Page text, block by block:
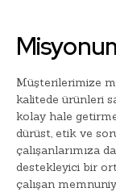
Müşterilerimize
kalitede ürünleri
kolay hale
dürüst, etik ve
çalışanlarımıza
destekleyici bir
çalışan